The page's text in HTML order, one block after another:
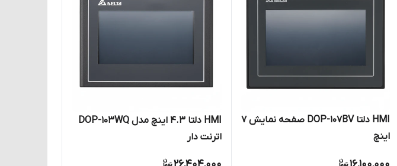
HMI دلتا DOP-107BV صفحه نمایش 7
اینچ
HMI دلتا 4.3 اینچ مدل DOP-103WQ
اترنت دار